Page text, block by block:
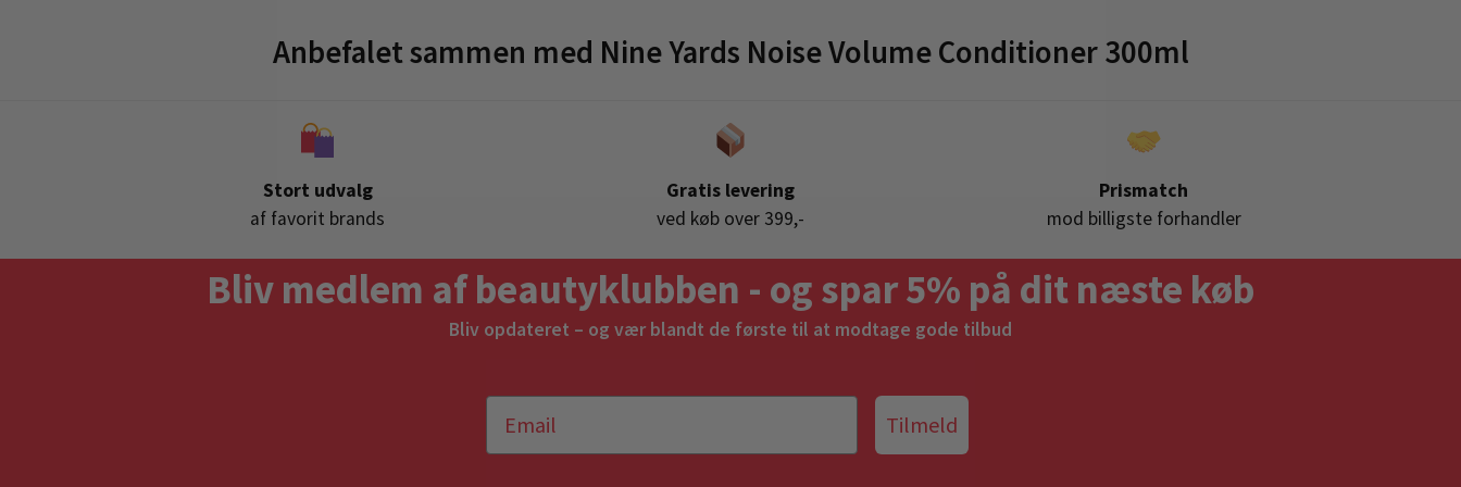
Anbefalet sammen med Nine Yards Noise Volume Conditioner 300ml
Stort udvalg
af favorit brands
Gratis levering
ved køb over 399,-
Prismatch
mod billigste forhandler
Bliv medlem af beautyklubben - og spar 5% på dit næste køb
Bliv opdateret – og vær blandt de første til at modtage gode tilbud
Tilmeld